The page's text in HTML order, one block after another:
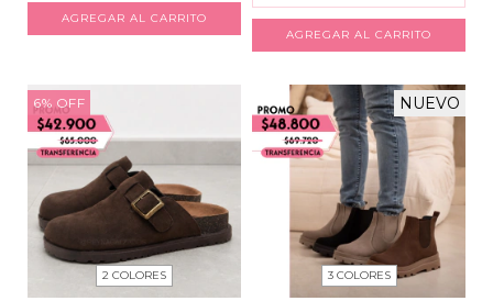
AGREGAR AL CARRITO
AGREGAR AL CARRITO
6% OFF
2 COLORES
NUEVO
3 COLORES